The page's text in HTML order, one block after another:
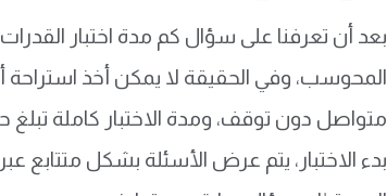
بعد أن تعرفنا على سؤال كم مدة اختبار
المحوسب، وفي الحقيقة لا يمكن أخذ استراحة
بدء الاختبار، يتم عرض الأسئلة بشكل متتابع